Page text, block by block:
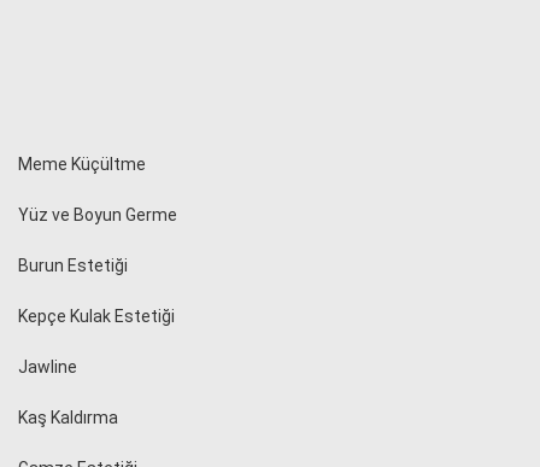
Meme Küçültme
Yüz ve Boyun Germe
Burun Estetiği
Kepçe Kulak Estetiği
Jawline
Kaş Kaldırma